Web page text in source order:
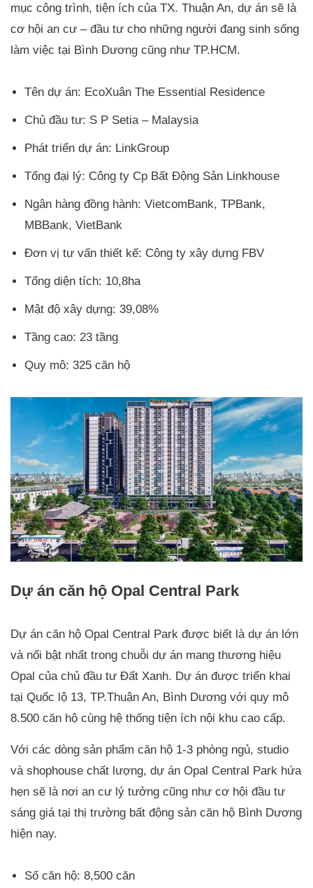
mục công trình, tiện ích của TX. Thuận An, dự án sẽ là
cơ hội an cư – đầu tư cho những người đang sinh sống
làm việc tại Bình Dương cũng như TP.HCM.
Tên dự án: EcoXuân The Essential Residence
Chủ đầu tư: S P Setia – Malaysia
Phát triển dự án: LinkGroup
Tổng đại lý: Công ty Cp Bất Động Sản Linkhouse
Ngân hàng đồng hành: VietcomBank, TPBank,
MBBank, VietBank
Đơn vị tư vấn thiết kế: Công ty xây dựng FBV
Tổng diện tích: 10,8ha
Mật độ xây dựng: 39,08%
Tầng cao: 23 tầng
Quy mô: 325 căn hộ
Dự án căn hộ Opal Central Park
Dự án căn hộ Opal Central Park được biết là dự án lớn
và nổi bật nhất trong chuỗi dự án mang thương hiệu
Opal của chủ đầu tư Đất Xanh. Dự án được triển khai
tại Quốc lộ 13, TP.Thuận An, Bình Dương với quy mô
8.500 căn hộ cùng hệ thống tiện ích nội khu cao cấp.
Với các dòng sản phẩm căn hộ 1-3 phòng ngủ, studio
và shophouse chất lượng, dự án Opal Central Park hứa
hẹn sẽ là nơi an cư lý tưởng cũng như cơ hội đầu tư
sáng giá tại thị trường bất động sản căn hộ Bình Dương
hiện nay.
Số căn hộ: 8,500 căn